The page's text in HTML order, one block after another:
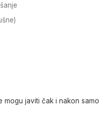
mogu javiti čak i nakon samo